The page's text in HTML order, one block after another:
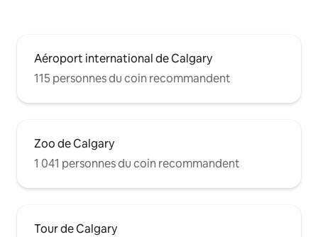
Aéroport international de Calgary
115 personnes du coin recommandent
Zoo de Calgary
1 041 personnes du coin recommandent
Tour de Calgary